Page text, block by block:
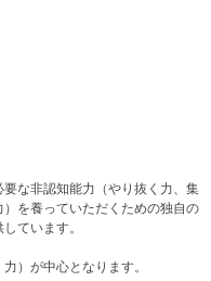
な非認知能力（やり抜く力、集
を養っていただくための独自の
ています。
）が中心となります。